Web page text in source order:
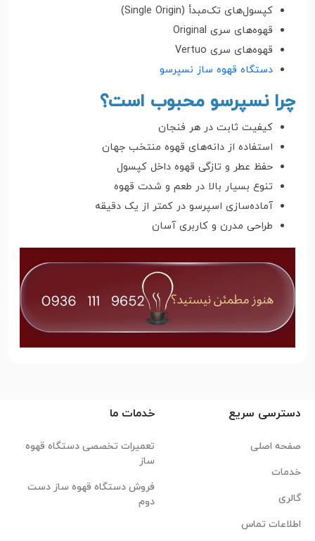
کپسول‌های تک‌مبدأ (Single Origin)
قهوه‌های سری Original
قهوه‌های سری Vertuo
دستگاه قهوه ساز نسپرسو
چرا نسپرسو محبوب است؟
کیفیت ثابت در هر فنجان
استفاده از دانه‌های قهوه منتخب جهان
حفظ عطر و تازگی قهوه داخل کپسول
تنوع بسیار بالا در طعم و شدت قهوه
آماده‌سازی اسپرسو در کمتر از یک دقیقه
طراحی مدرن و کاربری آسان
دسترسی سریع
صفحه اصلی
خدمات
گالری
اطلاعات تماس
خدمات ما
تعمیرات تخصصی دستگاه قهوه
ساز
فروش دستگاه قهوه ساز دست
دوم